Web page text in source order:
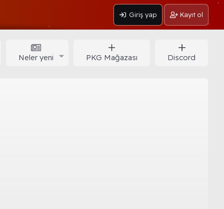
Giriş yap Kayıt ol
Neler yeni PKG Mağazası Discord